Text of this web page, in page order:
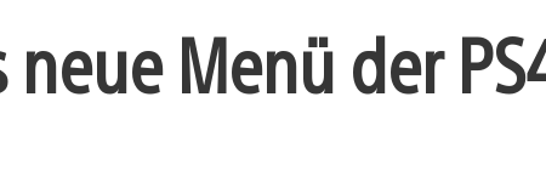
neue Menü der